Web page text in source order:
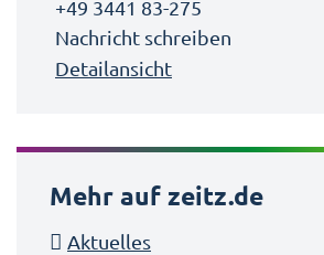
+49 3441 83-275
Nachricht schreiben
Detailansicht
Mehr auf zeitz.de
Aktuelles